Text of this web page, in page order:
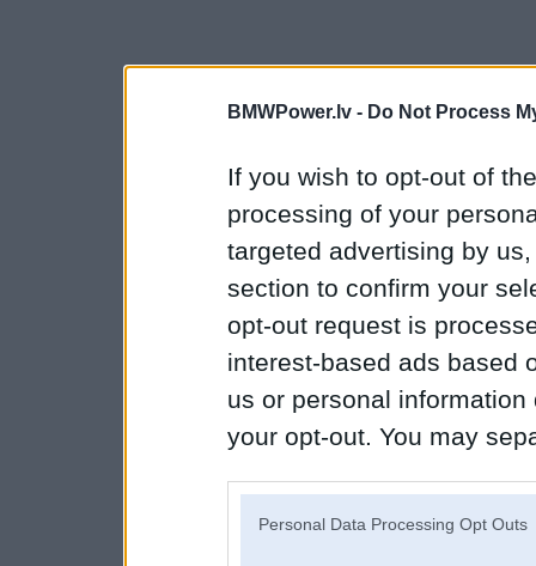
BMWPower.lv - Do Not Process
If you wish to opt-out of
processing of your
targeted advertising by
section to confirm your
opt-out request is
interest-based ads based
us or personal
your opt-out. You may
Personal Data Processing Opt Outs